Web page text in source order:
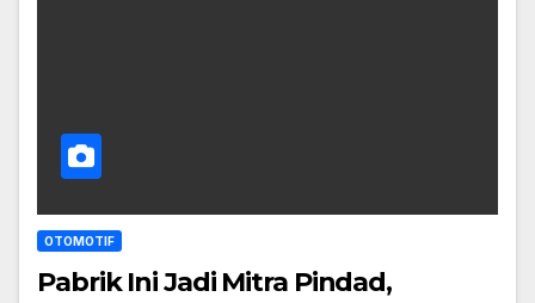
OTOMOTIF
Pabrik Ini Jadi Mitra Pindad,